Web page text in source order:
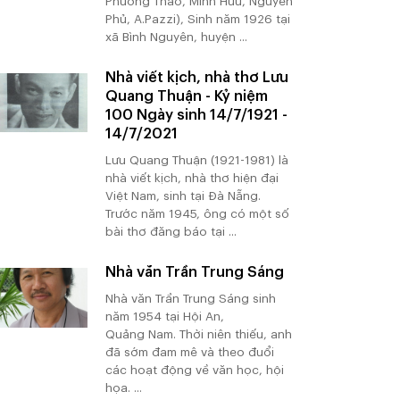
Phủ, A.Pazzi), Sinh năm 1926 tại
xã Bình Nguyên, huyện ...
Nhà viết kịch, nhà thơ Lưu
Quang Thuận - Kỷ niệm
100 Ngày sinh 14/7/1921 -
14/7/2021
Lưu Quang Thuận (1921-1981) là
nhà viết kịch, nhà thơ hiện đại
Việt Nam, sinh tại Đà Nẵng.
Trước năm 1945, ông có một số
bài thơ đăng báo tại ...
Nhà văn Trần Trung Sáng
Nhà văn Trần Trung Sáng sinh
năm 1954 tại Hội An,
Quảng Nam. Thời niên thiếu, anh
đã sớm đam mê và theo đuổi
các hoạt động về văn học, hội
họa. ...